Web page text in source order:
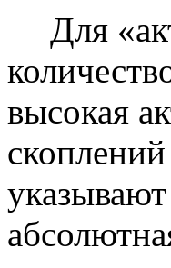
Для
высокая